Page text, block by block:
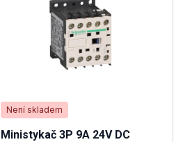
Není skladem
Ministykač 3P 9A 24V DC